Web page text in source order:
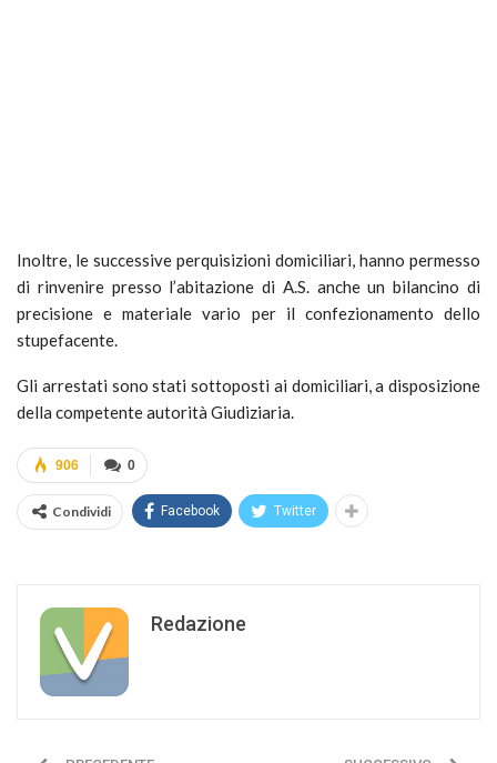
Inoltre, le successive perquisizioni domiciliari, hanno permesso
di rinvenire presso l’abitazione di A.S. anche un bilancino di
precisione e materiale vario per il confezionamento dello
stupefacente.
Gli arrestati sono stati sottoposti ai domiciliari, a disposizione
della competente autorità Giudiziaria.
0
906
Condividi Facebook Twitter
Redazione